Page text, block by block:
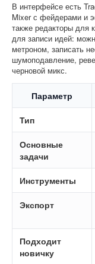
В интерфейсе есть
Mixer с фейдерами и
также редакторы для
для записи идей:
метроном, записать
шумоподавление,
черновой микс.
Параметр
Тип
Основные
задачи
Инструменты
Экспорт
Подходит
новичку